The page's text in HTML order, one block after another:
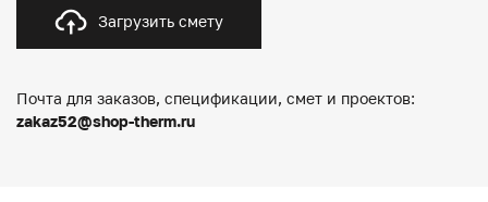
Загрузить смету
Почта для заказов, спецификации, смет и проектов:
zakaz52@shop-therm.ru